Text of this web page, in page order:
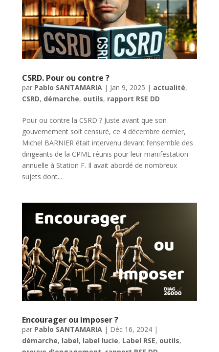
CSRD. Pour ou contre ?
par Pablo SANTAMARIA | Jan 9, 2025 | actualité,
CSRD, démarche, outils, rapport RSE DD
Pour ou contre la CSRD ? Juste avant que son
gouvernement soit censuré, ce 4 décembre dernier,
Michel BARNIER était intervenu devant l’ensemble des
dirigeants de la CPME réunis pour leur manifestation
annuelle à Station F. Il avait abordé de nombreux
sujets dont...
Encourager ou imposer ?
par Pablo SANTAMARIA| Déc 16, 2024|
démarche, label, label lucie, Label RSE, outils,